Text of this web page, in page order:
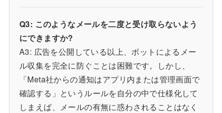
Q3: このようなメールを二度と受け取らないよう
にできますか?
A3: 広告を公開している以上、ボットによるメー
ル収集を完全に防ぐことは困難です。しかし、
「Meta社からの通知はアプリ内または管理画面で
確認する」というルールを自分の中で仕様化して
しまえば、メールの有無に惑わされることはなく